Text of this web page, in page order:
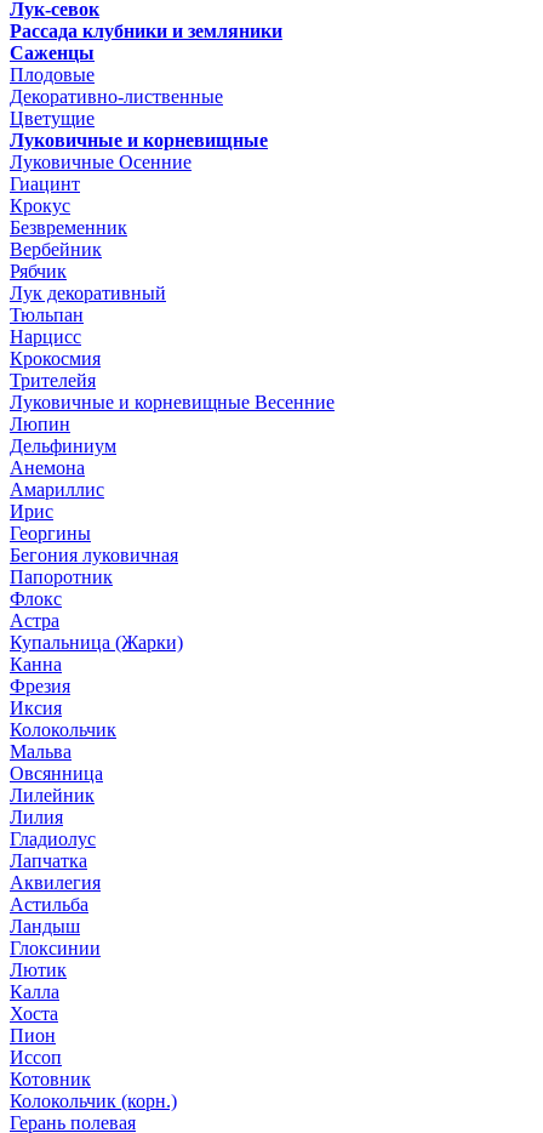
Лук-севок
Рассада клубники и земляники
Саженцы
Плодовые
Декоративно-лиственные
Цветущие
Луковичные и корневищные
Луковичные Осенние
Гиацинт
Крокус
Безвременник
Вербейник
Рябчик
Лук декоративный
Тюльпан
Нарцисс
Крокосмия
Трителейя
Луковичные и корневищные Весенние
Люпин
Дельфиниум
Анемона
Амариллис
Ирис
Георгины
Бегония луковичная
Папоротник
Флокс
Астра
Купальница (Жарки)
Канна
Фрезия
Иксия
Колокольчик
Мальва
Овсянница
Лилейник
Лилия
Гладиолус
Лапчатка
Аквилегия
Астильба
Ландыш
Глоксинии
Лютик
Калла
Хоста
Пион
Иссоп
Котовник
Колокольчик (корн.)
Герань полевая